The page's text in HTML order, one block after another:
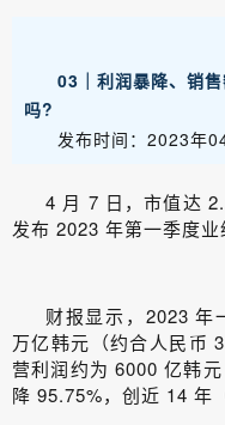
03｜利润暴降、销
吗?
发布时间：2023年
4 月 7 日，市值达
发布 2023 年第一季度业
财报显示，2023 年
万亿韩元（约合人民币
营利润约为 6000 亿韩
降 95.75%，创近 14 年